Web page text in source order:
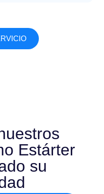
Estárter
su